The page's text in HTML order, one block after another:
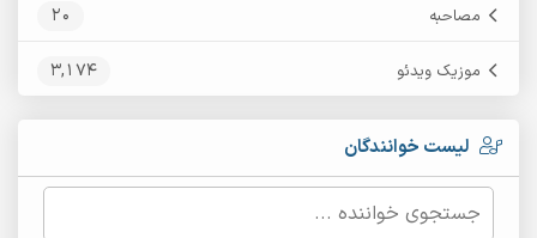
مصاحبه 20
موزیک ویدئو 3,174
لیست خوانندگان